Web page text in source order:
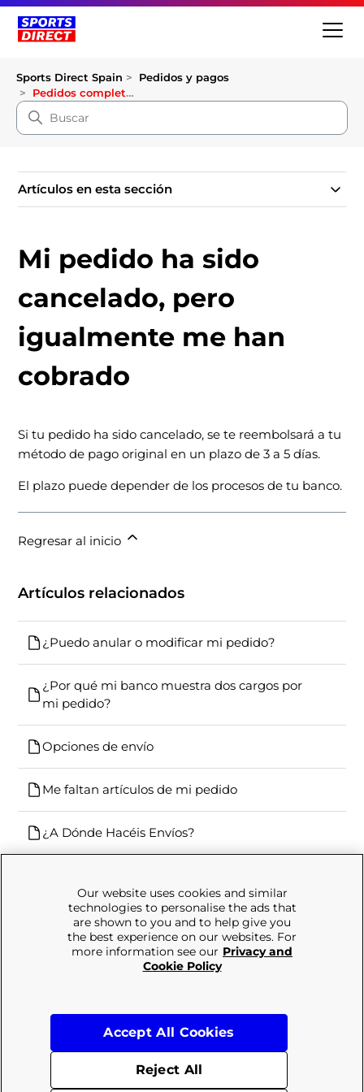
Sports Direct Spain
Pedidos y pagos
Pedidos completados
Artículos en esta sección
Mi pedido ha sido
cancelado, pero
igualmente me han
cobrado
Si tu pedido ha sido cancelado, se te reembolsará a tu
método de pago original en un plazo de 3 a 5 días.
El plazo puede depender de los procesos de tu banco.
Regresar al inicio
Artículos relacionados
¿Puedo anular o modificar mi pedido?
¿Por qué mi banco muestra dos cargos por
mi pedido?
Opciones de envío
Me faltan artículos de mi pedido
¿A Dónde Hacéis Envíos?
No encuentra lo que está buscando?
DevolucionesTérminos y condiciones
Política de privacidad
Our website uses cookies and similar
technologies to personalise the ads that
are shown to you and to help give you
the best experience on our websites. For
more information see our Privacy and
Cookie Policy
Reject All
Accept All Cookies